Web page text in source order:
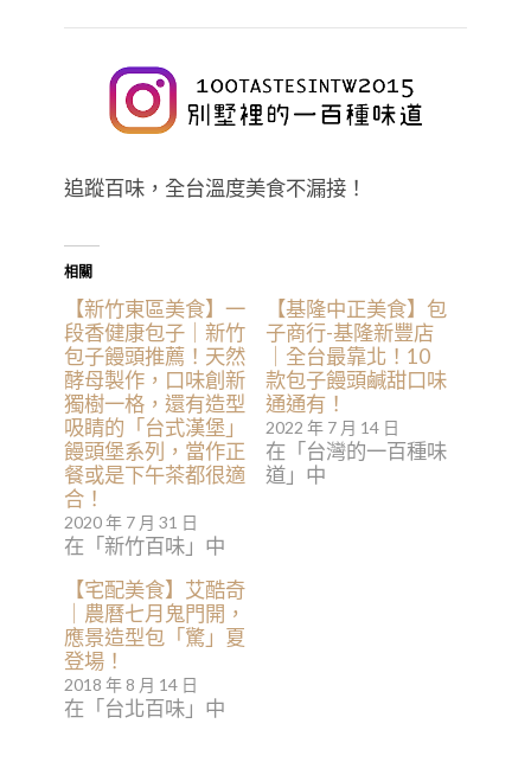
追蹤百味，全台溫度美食不漏接！
相關
【新竹東區美食】一
段香健康包子｜新竹
包子饅頭推薦！天然
酵母製作，口味創新
獨樹一格，還有造型
吸睛的「台式漢堡」
饅頭堡系列，當作正
餐或是下午茶都很適
合！
2020 年 7 月 31 日
在「新竹百味」中
【基隆中正美食】包
子商行-基隆新豐店
｜全台最靠北！10
款包子饅頭鹹甜口味
通通有！
2022 年 7 月 14 日
在「台灣的一百種味
道」中
【宅配美食】艾酷奇
｜農曆七月鬼門開，
應景造型包「驚」夏
登場！
2018 年 8 月 14 日
在「台北百味」中